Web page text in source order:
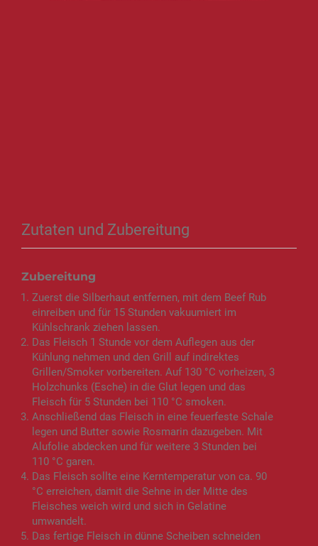
Zutaten und Zubereitung
Zubereitung
Zuerst die Silberhaut entfernen, mit dem Beef Rub
einreiben und für 15 Stunden vakuumiert im
Kühlschrank ziehen lassen.
Das Fleisch 1 Stunde vor dem Auflegen aus der
Kühlung nehmen und den Grill auf indirektes
Grillen/Smoker vorbereiten. Auf 130 °C vorheizen, 3
Holzchunks (Esche) in die Glut legen und das
Fleisch für 5 Stunden bei 110 °C smoken.
Anschließend das Fleisch in eine feuerfeste Schale
legen und Butter sowie Rosmarin dazugeben. Mit
Alufolie abdecken und für weitere 3 Stunden bei
110 °C garen.
Das Fleisch sollte eine Kerntemperatur von ca. 90
°C erreichen, damit die Sehne in der Mitte des
Fleisches weich wird und sich in Gelatine
umwandelt.
Das fertige Fleisch in dünne Scheiben schneiden